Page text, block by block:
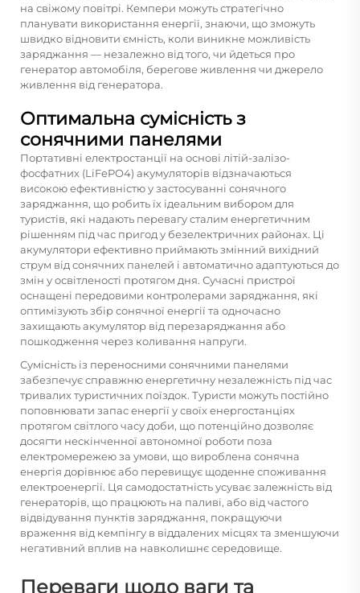
на свіжому повітрі. Кемпери можуть стратегічно
планувати використання енергії, знаючи, що зможуть
швидко відновити ємність, коли виникне можливість
заряджання — незалежно від того, чи йдеться про
генератор автомобіля, берегове живлення чи джерело
живлення від генератора.
Оптимальна сумісність з
сонячними панелями
Портативні електростанції на основі літій-залізо-
фосфатних (LiFePO4) акумуляторів відзначаються
високою ефективністю у застосуванні сонячного
заряджання, що робить їх ідеальним вибором для
туристів, які надають перевагу сталим енергетичним
рішенням під час пригод у безелектричних районах. Ці
акумулятори ефективно приймають змінний вихідний
струм від сонячних панелей і автоматично адаптуються до
змін у освітленості протягом дня. Сучасні пристрої
оснащені передовими контролерами заряджання, які
оптимізують збір сонячної енергії та одночасно
захищають акумулятор від перезаряджання або
пошкодження через коливання напруги.
Сумісність із переносними сонячними панелями
забезпечує справжню енергетичну незалежність під час
тривалих туристичних поїздок. Туристи можуть постійно
поповнювати запас енергії у своїх енергостанціях
протягом світлого часу доби, що потенційно дозволяє
досягти нескінченної автономної роботи поза
електромережею за умови, що вироблена сонячна
енергія дорівнює або перевищує щоденне споживання
електроенергії. Ця самодостатність усуває залежність від
генераторів, що працюють на паливі, або від частого
відвідування пунктів заряджання, покращуючи
враження від кемпінгу в віддалених місцях та зменшуючи
негативний вплив на навколишнє середовище.
Переваги щодо ваги та